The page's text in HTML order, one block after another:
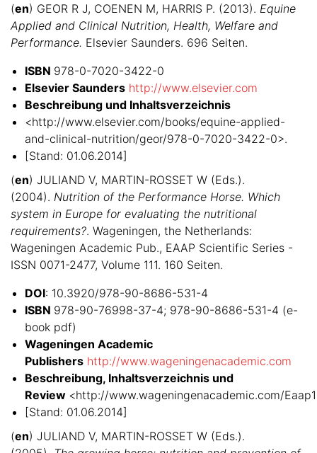
(en) GEOR R J, COENEN M, HARRIS P. (2013). Equine
Applied and Clinical Nutrition, Health, Welfare and
Performance. Elsevier Saunders. 696 Seiten.
ISBN 978-0-7020-3422-0
Elsevier Saunders http://www.elsevier.com
Beschreibung und Inhaltsverzeichnis
<http://www.elsevier.com/books/equine-applied-
and-clinical-nutrition/geor/978-0-7020-3422-0>.
[Stand: 01.06.2014]
(en) JULIAND V, MARTIN-ROSSET W (Eds.).
(2004). Nutrition of the Performance Horse. Which
system in Europe for evaluating the nutritional
requirements?. Wageningen, the Netherlands:
Wageningen Academic Pub., EAAP Scientific Series -
ISSN 0071-2477, Volume 111. 160 Seiten.
DOI: 10.3920/978-90-8686-531-4
ISBN 978-90-76998-37-4; 978-90-8686-531-4 (e-
book pdf)
Wageningen Academic
Publishers http://www.wageningenacademic.com
Beschreibung, Inhaltsverzeichnis und
Review <http://www.wageningenacademic.com/
[Stand: 01.06.2014]
(en) JULIAND V, MARTIN-ROSSET W (Eds.).